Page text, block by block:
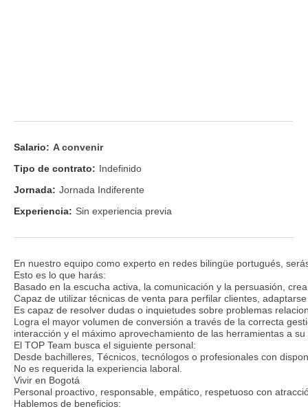
Salario: A convenir
Tipo de contrato: Indefinido
Jornada: Jornada Indiferente
Experiencia: Sin experiencia previa
En nuestro equipo como experto en redes bilingüe portugués,
Esto es lo que harás:
Basado en la escucha activa, la comunicación y la persuasión,
Capaz de utilizar técnicas de venta para perfilar clientes,
Es capaz de resolver dudas o inquietudes sobre problemas
Logra el mayor volumen de conversión a través de la correcta
interacción y el máximo aprovechamiento de las herramientas a
El TOP Team busca el siguiente personal:
Desde bachilleres, Técnicos, tecnólogos o profesionales con
No es requerida la experiencia laboral.
Vivir en Bogotá
Personal proactivo, responsable, empático, respetuoso con
Hablemos de beneficios: